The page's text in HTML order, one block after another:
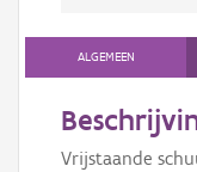
ALGEMEEN
Vrijstaande